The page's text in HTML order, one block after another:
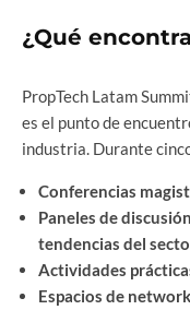
¿Qué
PropTech Latam
es el punto de
industria. Durante
Conferencias
Paneles de
tendencias del
Actividades
Espacios de